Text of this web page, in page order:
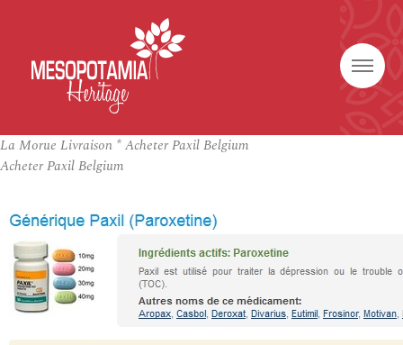
La Morue Livraison * Acheter Paxil Belgium
Acheter Paxil Belgium